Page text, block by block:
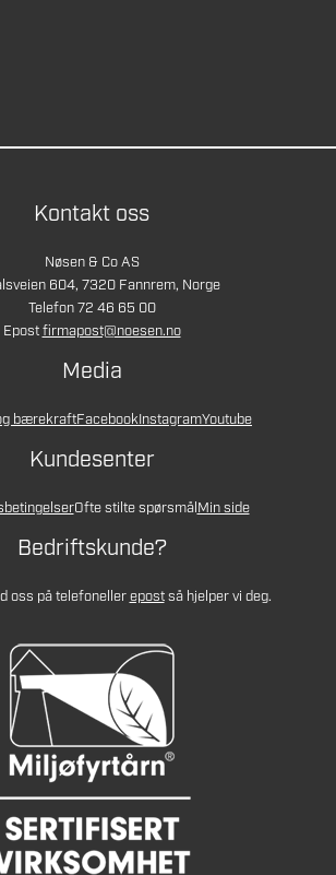
Kontakt oss
Nøsen & Co AS
604, 7320 Fannrem, Norge
Telefon 72 46 65 00
Epostfirmapost@noesen.no
Media
bærekraftFacebookInstagramYoutube
Kundesenter
Ofte stilte spørsmålMin side
Bedriftskunde?
oss på telefonellerepostså hjelper vi deg.